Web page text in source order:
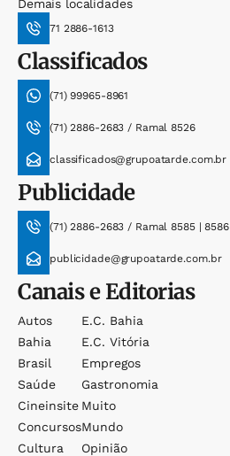
Demais localidades
71 2886-1613
Classificados
(71) 99965-8961
(71) 2886-2683 / Ramal 8526
classificados@grupoatarde.com.br
Publicidade
(71) 2886-2683 / Ramal 8585 | 8586
publicidade@grupoatarde.com.br
Canais e Editorias
Autos
Bahia
Brasil
Saúde
Cineinsite
Concursos
Cultura
E.c. Bahia
E.c. Vitória
Empregos
Gastronomia
Muito
Mundo
Opinião